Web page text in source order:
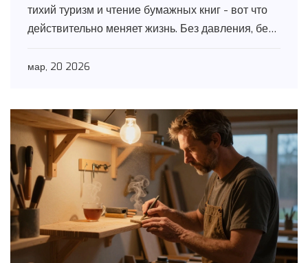
тихий туризм и чтение бумажных книг - вот что
действительно меняет жизнь. Без давления, без
мар, 20 2026